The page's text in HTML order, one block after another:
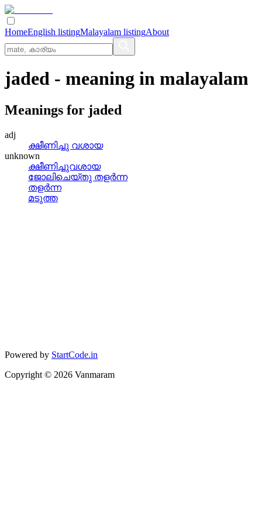
HomeEnglish listingMalayalam listingAbout
jaded - meaning in malayalam
Meanings for jaded
adj
ക്ഷീണിച്ചു വശായ
unknown
ക്ഷീണിച്ചുവശായ
ജോലിചെയ്‌തു തളര്‍ന്ന
തളര്‍ന്ന
മടുത്ത
Powered by StartCode.in
Copyright © 2026 Vanmaram